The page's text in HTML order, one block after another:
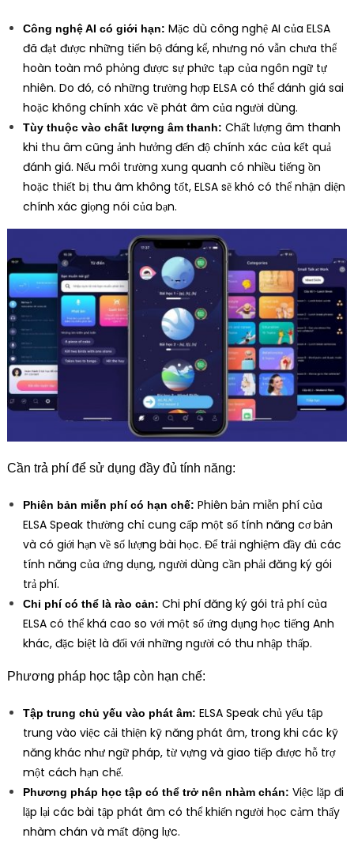
Công nghệ AI có giới hạn: Mặc dù công nghệ AI của ELSA
đã đạt được những tiến bộ đáng kể, nhưng nó vẫn chưa thể
hoàn toàn mô phỏng được sự phức tạp của ngôn ngữ tự
nhiên. Do đó, có những trường hợp ELSA có thể đánh giá sai
hoặc không chính xác về phát âm của người dùng.
Tùy thuộc vào chất lượng âm thanh: Chất lượng âm thanh
khi thu âm cũng ảnh hưởng đến độ chính xác của kết quả
đánh giá. Nếu môi trường xung quanh có nhiều tiếng ồn
hoặc thiết bị thu âm không tốt, ELSA sẽ khó có thể nhận diện
chính xác giọng nói của bạn.
Cần trả phí để sử dụng đầy đủ tính năng:
Phiên bản miễn phí có hạn chế: Phiên bản miễn phí của
ELSA Speak thường chỉ cung cấp một số tính năng cơ bản
và có giới hạn về số lượng bài học. Để trải nghiệm đầy đủ các
tính năng của ứng dụng, người dùng cần phải đăng ký gói
trả phí.
Chi phí có thể là rào cản: Chi phí đăng ký gói trả phí của
ELSA có thể khá cao so với một số ứng dụng học tiếng Anh
khác, đặc biệt là đối với những người có thu nhập thấp.
Phương pháp học tập còn hạn chế:
Tập trung chủ yếu vào phát âm: ELSA Speak chủ yếu tập
trung vào việc cải thiện kỹ năng phát âm, trong khi các kỹ
năng khác như ngữ pháp, từ vựng và giao tiếp được hỗ trợ
một cách hạn chế.
Phương pháp học tập có thể trở nên nhàm chán: Việc lặp đi
lặp lại các bài tập phát âm có thể khiến người học cảm thấy
nhàm chán và mất động lực.